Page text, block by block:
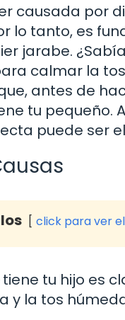
causada por
lo tanto, es
jarabe.
calmar la
antes de
tu pequeño.
puede ser
click para ver
tu hijo es
y la tos